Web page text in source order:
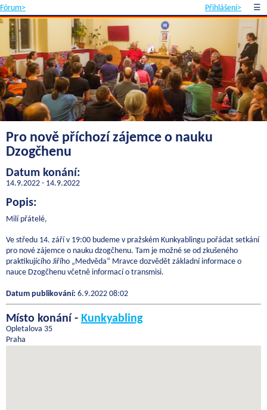
Fórum> Přihlášení> ☰
Pro nově příchozí zájemce o nauku
Dzogčhenu
Datum konání:
14.9.2022 - 14.9.2022
Popis:
Milí přátelé,
Ve středu 14. září v 19:00 budeme v pražském Kunkyablingu pořádat setkání
pro nové zájemce o nauku dzogčhenu. Tam je možné se od zkušeného
praktikujícího Jiřího „Medvěda“ Mravce dozvědět základní informace o
nauce Dzogčhenu včetně informací o transmisi.
Datum publikování: 6.9.2022 08:02
Místo konání - Kunkyabling
Opletalova 35
Praha